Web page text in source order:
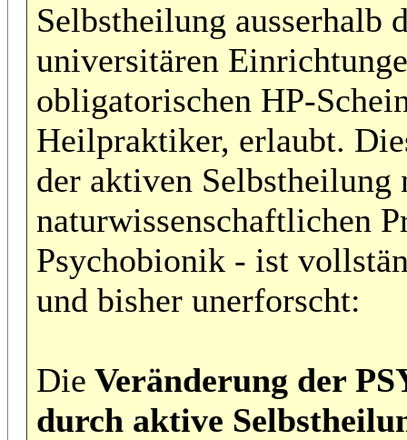
Selbstheilung ausserhalb
universitären
obligatorischen HP-
Heilpraktiker, erlaubt.
der aktiven Selbstheilung
naturwissenschaftlichen
Psychobionik - ist
und bisher unerforscht:
Die Veränderung der
durch aktive